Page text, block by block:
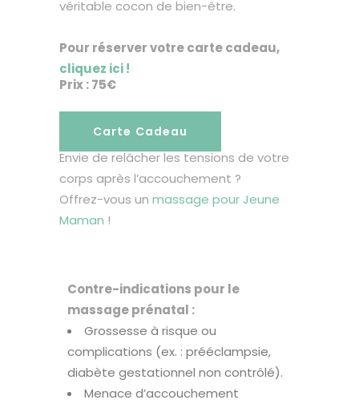
véritable cocon de bien-être.
Pour réserver votre carte cadeau,
cliquez ici !
Prix : 75€
Carte Cadeau
Envie de relâcher les tensions de votre
corps après l’accouchement ?
Offrez-vous un massage pour Jeune
Maman !
Contre-indications pour le
massage prénatal :
Grossesse à risque ou
complications (ex. : prééclampsie,
diabète gestationnel non contrôlé).
Menace d’accouchement